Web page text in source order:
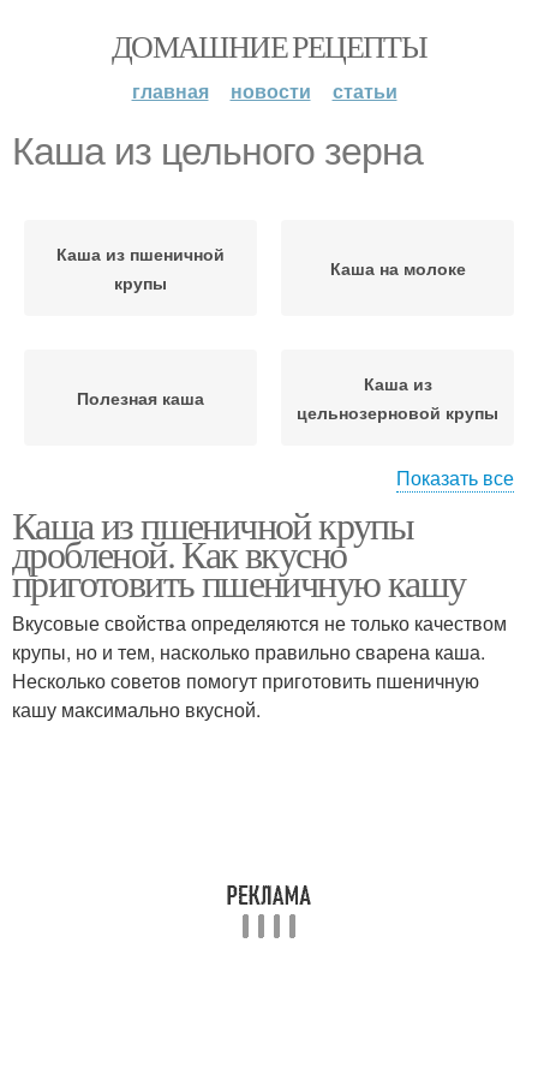
ДОМАШНИЕ РЕЦЕПТЫ
главная новости статьи
Каша из цельного зерна
Каша из пшеничной
крупы
Каша на молоке
Полезная каша
Каша из
цельнозерновой крупы
Пшеничная каша Каша с тыквой
Каша с клюквой Каша на бульоне
Показать все
Каша из пшеничной крупы
дробленой. Как вкусно
приготовить пшеничную кашу
Вкусовые свойства определяются не только качеством
крупы, но и тем, насколько правильно сварена каша.
Несколько советов помогут приготовить пшеничную
кашу максимально вкусной.